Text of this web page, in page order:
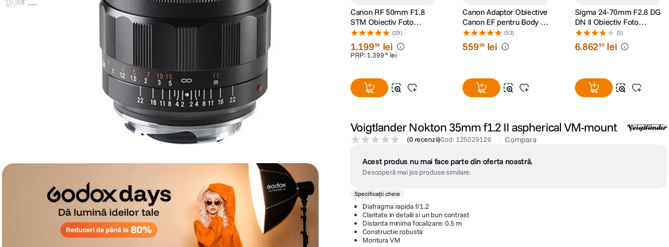
7. card memorie
9.
. dji osmo pocket 4
Canon RF 50mm F1.8
STM Obiectiv Foto
Mirrorless
(29)
1.19999 lei
PRP: 1.399 99 lei
Canon Adaptor Obiective
Canon EF pentru Body cu
Montura RF (53)
55999 lei
Sigma 24-70mm F2.8 DG
DN II Obiectiv Foto
Mirrorless Montura Sony
E
(3)
6.86299 lei
Voigtlander Nokton 35mm f1.2 II aspherical VM-mount
(0 recenzii)Cod: 125029126 Compara
Acest produs nu mai face parte din oferta noastră.
Descoperă mai jos produse similare.
Specificații cheie
Diafragma rapida f/1.2
Claritate in detalii si un bun contrast
Distanta minima focalizare: 0.5 m
Constructie robusta
Montura VM